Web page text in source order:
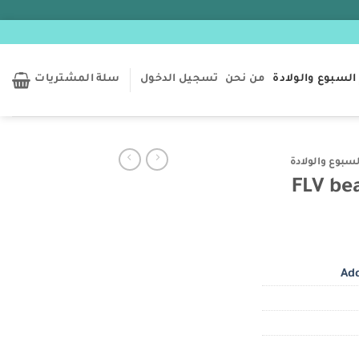
والولادة من نحن تسجيل الدخول سلة المشتريات
والولادة